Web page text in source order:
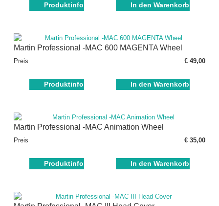
Produktinfo In den Warenkorb
Martin Professional -MAC 600 MAGENTA Wheel
Preis € 49,00
Produktinfo In den Warenkorb
Martin Professional -MAC Animation Wheel
Preis € 35,00
Produktinfo In den Warenkorb